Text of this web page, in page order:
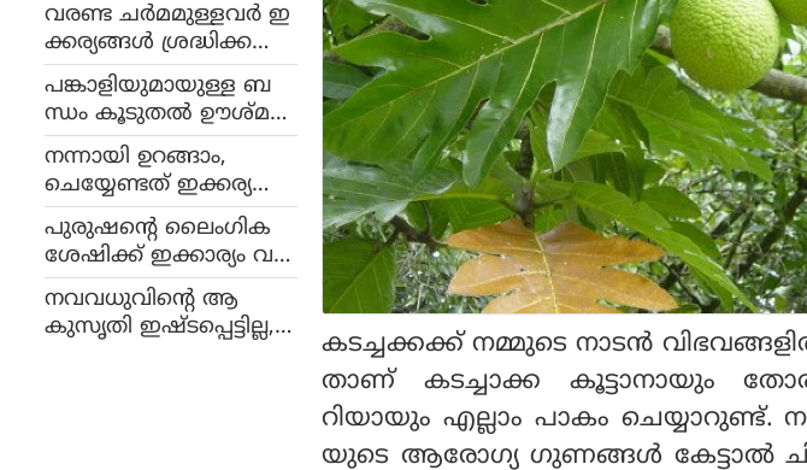
വരണ്ട ചർമമുള്ളവർ ഇ
ക്കര്യങ്ങൾ ശ്രദ്ധിക്കണം
!
പങ്കാളിയുമായുള്ള ബ
ന്ധം കൂടുതൽ ഊശ്മള
മാക്കാം, ഇക്കാര്യങ്ങൾ
ശ്രദ്ധിച്ചാൽ മതി
നന്നായി ഉറങ്ങാം,
ചെയ്യേണ്ടത് ഇക്കര്യങ്ങ
ൾ !
പുരുഷന്റെ ലൈംഗിക
ശേഷിക്ക് ഇക്കാര്യം വള
രെ പ്രധാനമാണ് !
നവവധുവിന്റെ ആ
കുസൃതി ഇഷ്ടപ്പെട്ടില്ല,
കടച്ചക്കക്ക് നമ്മുടെ നാടൻ
താണ് കടച്ചാക്ക കൂട്ടാനായും
റിയായും എല്ലാം പാകം
യുടെ ആരോഗ്യ ഗുണങ്ങൾ കേട്ടാൽ